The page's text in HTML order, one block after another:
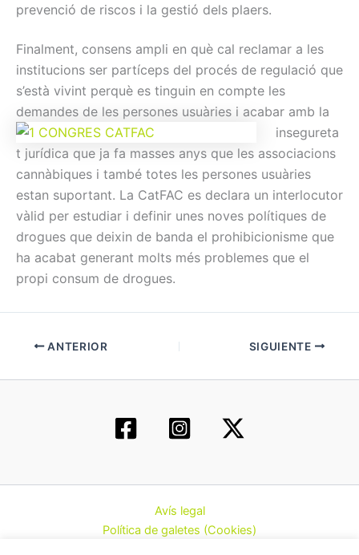
prevenció de riscos i la gestió dels plaers.
Finalment, consens ampli en què cal reclamar a les
institucions ser partíceps del procés de regulació que
s’està vivint perquè es tinguin en compte les
demandes de les persones usuàries i acabar amb la
insegureta
t jurídica que ja fa masses anys que les associacions
cannàbiques i també totes les persones usuàries
estan suportant. La CatFAC es declara un interlocutor
vàlid per estudiar i definir unes noves polítiques de
drogues que deixin de banda el prohibicionisme que
ha acabat generant molts més problemes que el
propi consum de drogues.
ANTERIOR SIGUIENTE
Avís legal
Política de galetes (Cookies)